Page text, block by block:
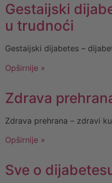
Gestaijski
u trudnoći
Gestaijski dijabetes –
Opširnije »
Zdrava
Zdrava prehrana – zdravi
Opširnije »
Sve o